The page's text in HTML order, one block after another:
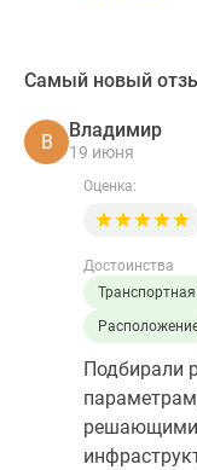
Самый новый
В
Владимир
19 июня
Оценка:
Достоинства
Подбирали
решающими